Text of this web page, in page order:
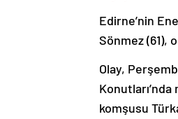
Edirne’nin
Sönmez (61),
Olay,
komşusu